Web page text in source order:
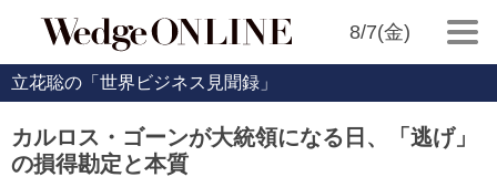
8/7(金)
立花聡の「世界ビジネス見聞録」
カルロス・ゴーンが大統領になる日、「逃げ」
の損得勘定と本質